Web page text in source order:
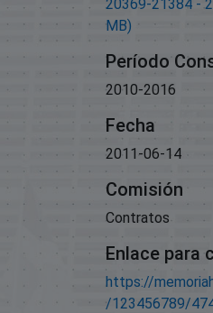
20369-21384 -
MB)
Período
2010-2016
Fecha
2011-06-14
Comisión
Contratos
Enlace para
https://
/123456789/